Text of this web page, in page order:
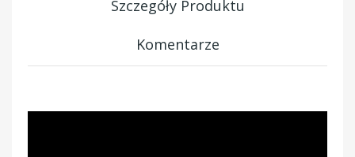
Szczegóły Produktu
Komentarze